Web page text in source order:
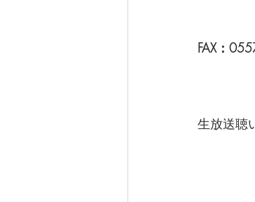
FAX：
生放送聴